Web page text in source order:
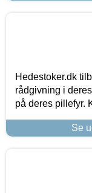
Hedestoker.dk
rådgivning i
på deres pillefyr.
Se